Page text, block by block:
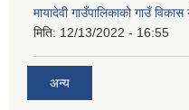
मायादेवी गाउँपालिकाको गाउँ
मिति: 12/13/2022 - 16:55
अन्य